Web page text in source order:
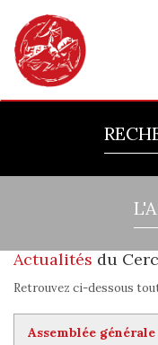
Actualités du
Retrouvez ci-dessous
Assemblée